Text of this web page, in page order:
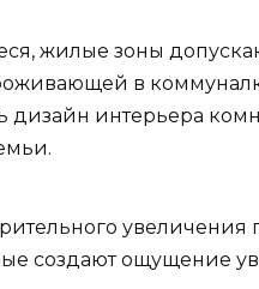
жилые зоны
в
дизайн интерьера
создают ощущение